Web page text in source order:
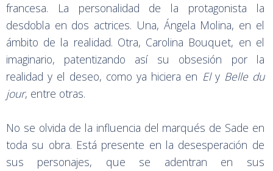
francesa. La personalidad de la protagonista la
desdobla en dos actrices. Una, Ángela Molina, en el
ámbito de la realidad. Otra, Carolina Bouquet, en el
imaginario, patentizando así su obsesión por la
realidad y el deseo, como ya hiciera en Ely Belle du
jour, entre otras.
No se olvida de la influencia del marqués de Sade en
toda su obra. Está presente en la desesperación de
sus personajes, que se adentran en sus